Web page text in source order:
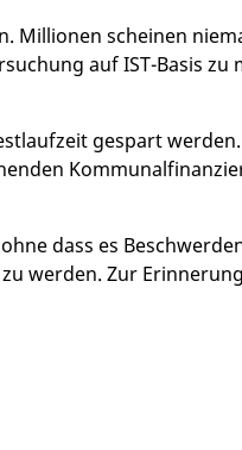
Millionen scheinen
auf IST-Basis zu
gespart
dass es
werden. Zur